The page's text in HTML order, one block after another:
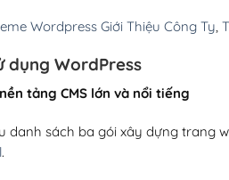
Wordpress Giới Thiệu Công Ty,
dụng WordPress
tảng CMS lớn và nổi tiếng
danh sách ba gói xây dựng trang
.